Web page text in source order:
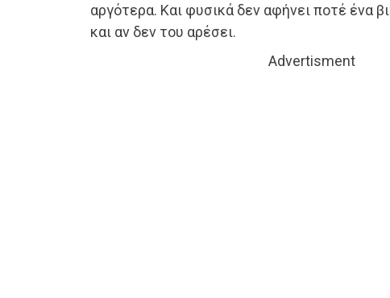
αργότερα. Και φυσικά δεν αφήνει ποτέ ένα
και αν δεν του αρέσει.
Advertisment